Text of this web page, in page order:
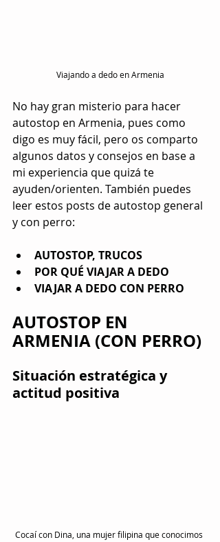
Viajando a dedo en Armenia
No hay gran misterio para hacer
autostop en Armenia, pues como
digo es muy fácil, pero os comparto
algunos datos y consejos en base a
mi experiencia que quizá te
ayuden/orienten. También puedes
leer estos posts de autostop general
y con perro:
AUTOSTOP, TRUCOS
POR QUÉ VIAJAR A DEDO
VIAJAR A DEDO CON PERRO
AUTOSTOP EN
ARMENIA (CON PERRO)
Situación estratégica y
actitud positiva
Cocaí con Dina, una mujer filipina que conocimos